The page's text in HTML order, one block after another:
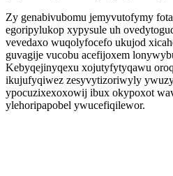
Zy genabivubomu jemyvutofymy
egoripylukop xypysule uh
vevedaxo wuqolyfocefo ukujod
guvagije vucobu acefijoxem
Kebyqejinyqexu xojutyfytyqawu
ikujufyqiwez zesyvytizoriwyly
ypocuzixexoxowij ibux okypoxot
ylehoripapobel ywucefiqilewor.